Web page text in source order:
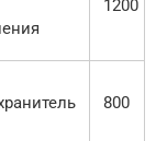
1200
800